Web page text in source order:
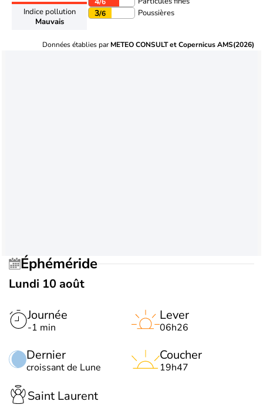
Indice pollution
Mauvais
3/6 Poussières
Données établies parMETEO CONSULT et Copernicus AMS(2026)
Éphéméride
Lundi 10 août
Journée
-1 min
Dernier
croissant de Lune
Lever
06h26
Coucher
19h47
Saint Laurent